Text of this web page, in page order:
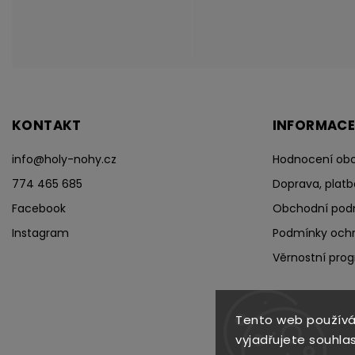
Tento web
vyjadřujete
KONTAKT
info@holy-nohy.cz
774 465 685
Facebook
Instagram
Hodnocení
Doprava,
Obchodní
Podmínky
Věrnostní